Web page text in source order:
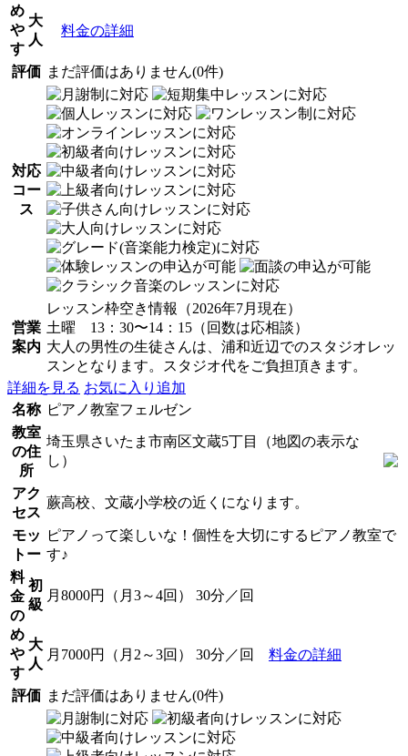
め
や
す
大
人
料金の詳細
評価 まだ評価はありません(0件)
対応
コー
ス
営業
案内
レッスン枠空き情報（2026年7月現在）
土曜 13：30〜14：15（回数は応相談）
大人の男性の生徒さんは、浦和近辺でのスタジオレッ
スンとなります。スタジオ代をご負担頂きます。
詳細を見る お気に入り追加
名称 ピアノ教室フェルゼン
教室
の住
所
埼玉県さいたま市南区文蔵5丁目（地図の表示な
し）
アク
セス
蕨高校、文蔵小学校の近くになります。
モッ
トー
ピアノって楽しいな！個性を大切にするピアノ教室で
す♪
料
金
の
め
や
す
初
級
月8000円（月3～4回） 30分／回
大
人
月7000円（月2～3回） 30分／回 料金の詳細
評価 まだ評価はありません(0件)